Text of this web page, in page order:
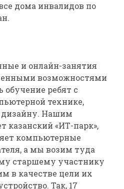
дома инвалидов по
и онлайн-занятия
возможностями
обучение ребят с
технике,
Нашим
казанский «ИТ-парк»,
компьютерные
а мы возим туда
старшему участнику
в качестве цели их
Так, 17